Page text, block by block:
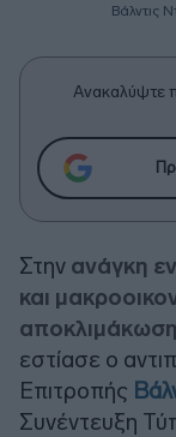
Βάλντις
Ανακαλύψτε
Στην ανάγκη
και
εστίασε ο
Επιτροπής
Συνέντευξη